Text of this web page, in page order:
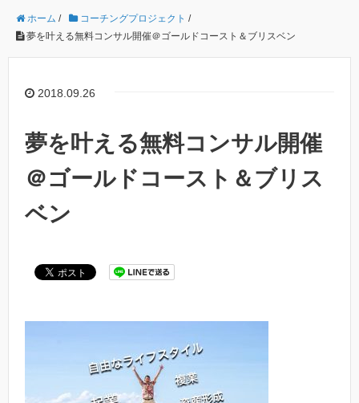
ホーム / コーチングプロジェクト /
夢を叶える無料コンサル開催＠ゴールドコースト＆ブリスベン
2018.09.26
夢を叶える無料コンサル開催
＠ゴールドコースト＆ブリス
ベン